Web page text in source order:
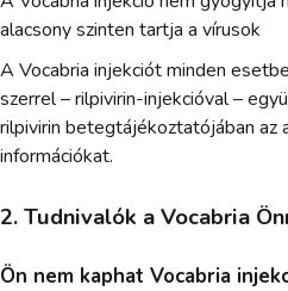
alacsony szinten tartja a vírusok
A Vocabria injekciót minden
szerrel – rilpivirin-injekcióval –
rilpivirin betegtájékoztatójában az
információkat.
2. Tudnivalók a Vocabria
Ön nem kaphat Vocabria